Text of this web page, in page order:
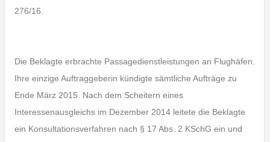
276/16.
Die Beklagte erbrachte Passagedienstleistungen an Flughäfen.
Ihre einzige Auftraggeberin kündigte sämtliche Aufträge zu
Ende März 2015. Nach dem Scheitern eines
Interessenausgleichs im Dezember 2014 leitete die Beklagte
ein Konsultationsverfahren nach § 17 Abs. 2 KSchG ein und